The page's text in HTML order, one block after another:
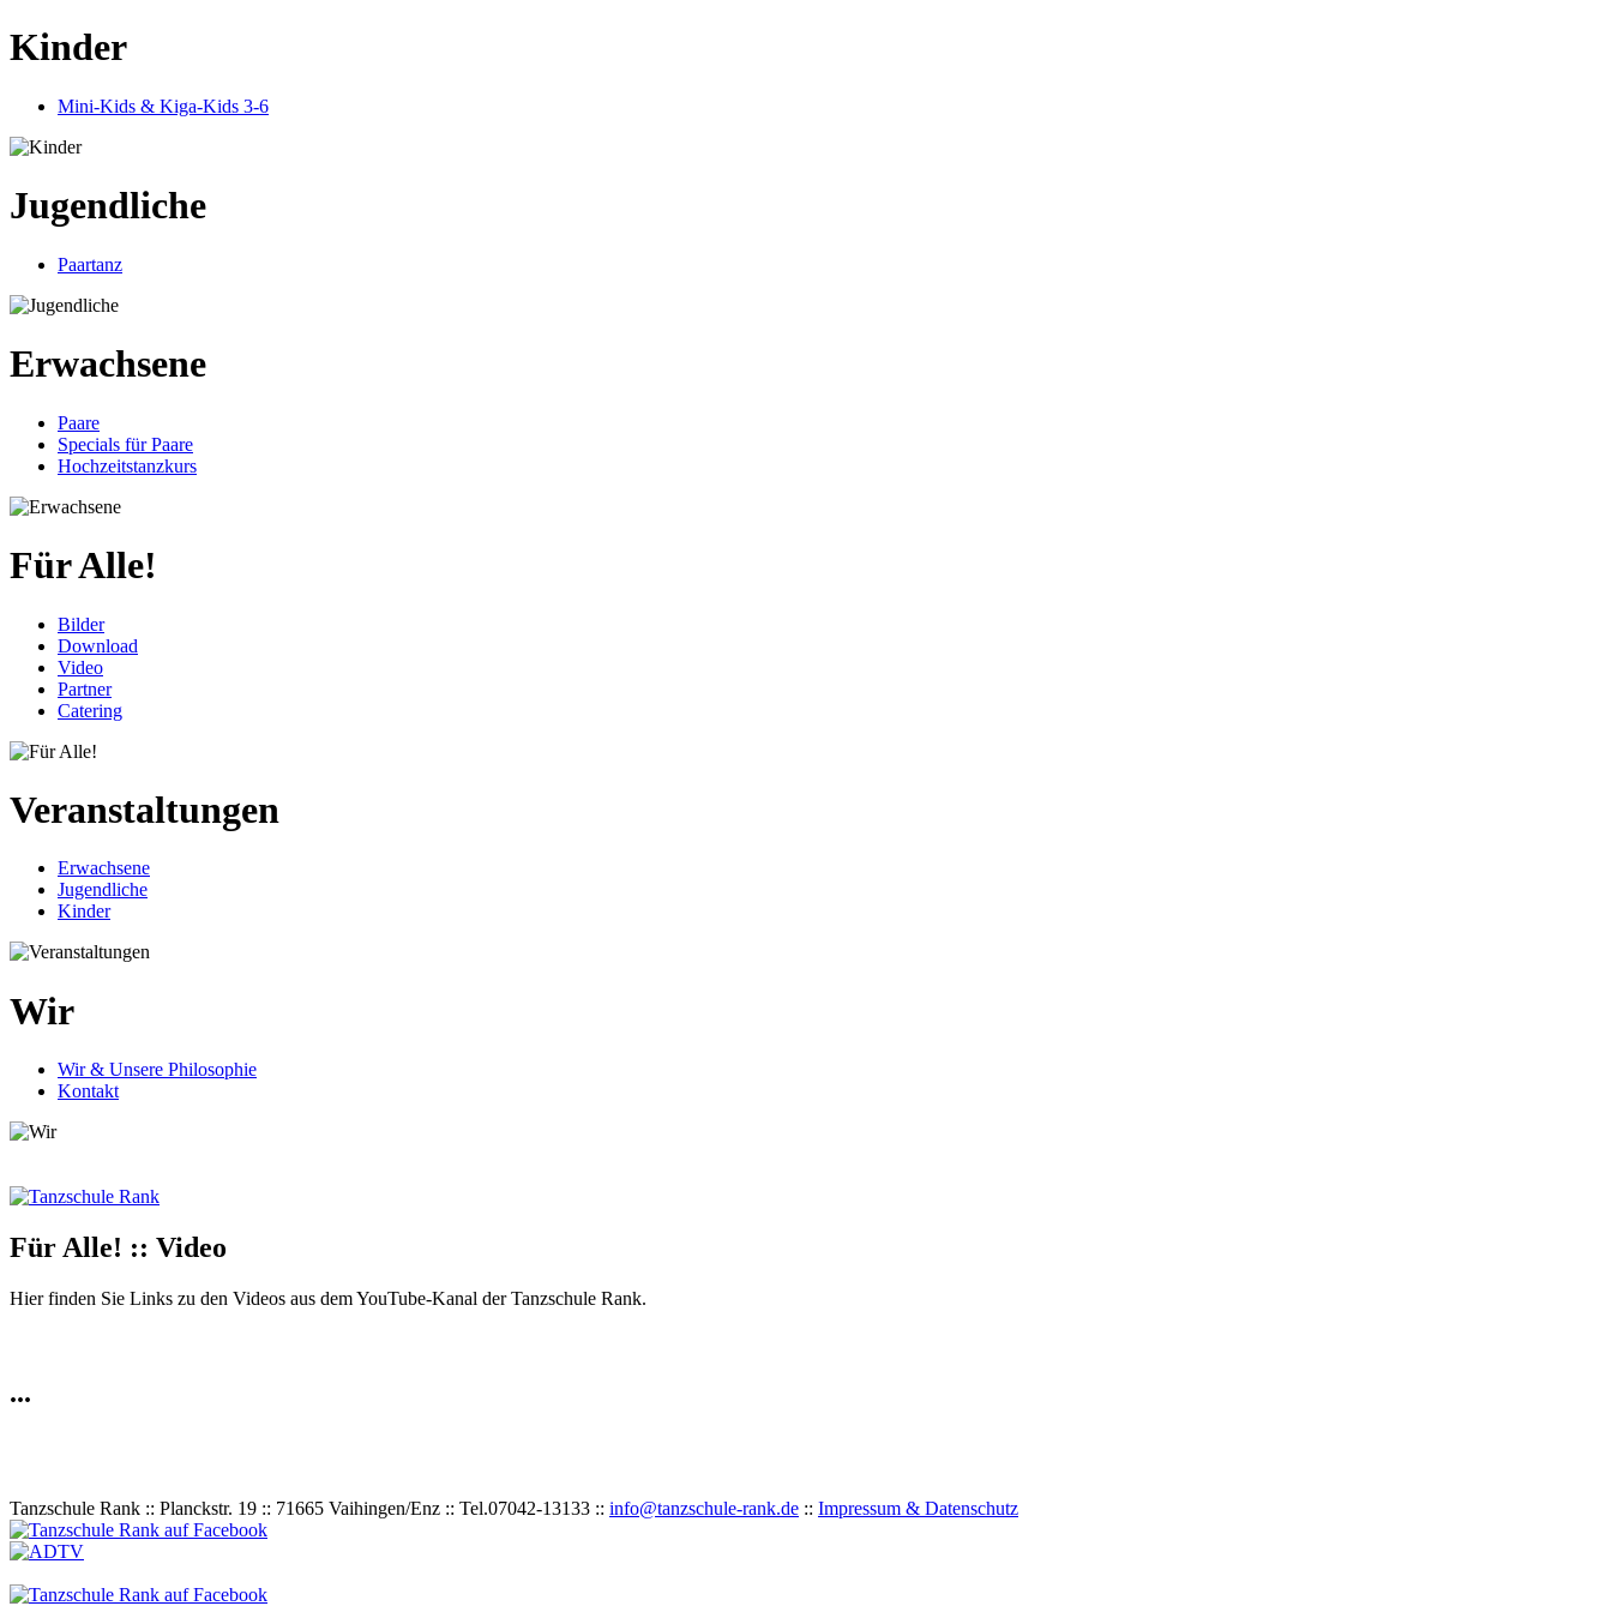
Kinder
Mini-Kids & Kiga-Kids 3-6
Jugendliche
Paartanz
Erwachsene
Paare
Specials für Paare
Hochzeitstanzkurs
Für Alle!
Bilder
Download
Video
Partner
Catering
Veranstaltungen
Erwachsene
Jugendliche
Kinder
Wir
Wir & Unsere Philosophie
Kontakt
Für Alle! :: Video
Hier finden Sie Links zu den Videos aus dem YouTube-Kanal der Tanzschule Rank.
...
Tanzschule Rank :: Planckstr. 19 :: 71665 Vaihingen/Enz :: Tel.07042-13133 :: info@tanzschule-rank.de :: Impressum & Datenschutz